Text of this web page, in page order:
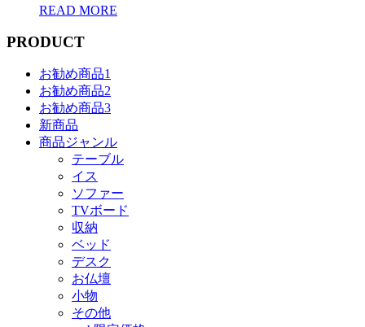
READ MORE
PRODUCT
お勧め商品1
お勧め商品2
お勧め商品3
新商品
商品ジャンル
テーブル
イス
ソファー
TVボード
収納
ベッド
デスク
お仏壇
小物
その他